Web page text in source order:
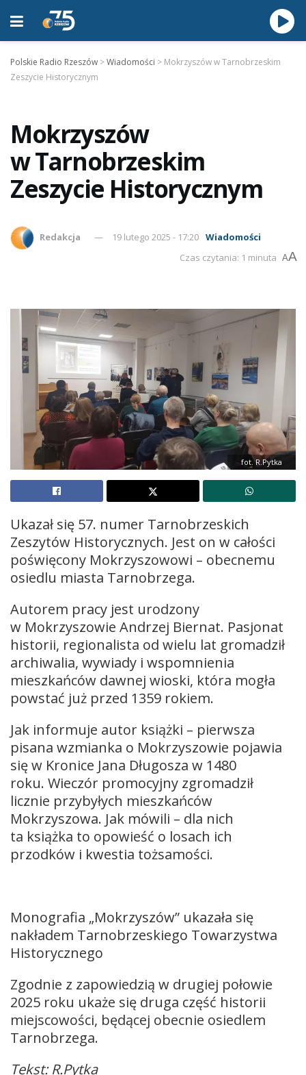
Polskie Radio Rzeszów >Wiadomości > Mokrzyszów w Tarnobrzeskim
Zeszycie Historycznym
Mokrzyszów
w Tarnobrzeskim
Zeszycie Historycznym
Redakcja 19 lutego 2025 - 17:20 Wiadomości
Czas czytania: 1 minuta AA
fot. R.Pytka
Ukazał się 57. numer Tarnobrzeskich
Zeszytów Historycznych. Jest on w całości
poświęcony Mokrzyszowowi – obecnemu
osiedlu miasta Tarnobrzega.
Autorem pracy jest urodzony
w Mokrzyszowie Andrzej Biernat. Pasjonat
historii, regionalista od wielu lat gromadził
archiwalia, wywiady i wspomnienia
mieszkańców dawnej wioski, która mogła
powstać już przed 1359 rokiem.
Jak informuje autor książki – pierwsza
pisana wzmianka o Mokrzyszowie pojawia
się w Kronice Jana Długosza w 1480
roku. Wieczór promocyjny zgromadził
licznie przybyłych mieszkańców
Mokrzyszowa. Jak mówili – dla nich
ta książka to opowieść o losach ich
przodków i kwestia tożsamości.
Monografia „Mokrzyszów” ukazała się
nakładem Tarnobrzeskiego Towarzystwa
Historycznego
Zgodnie z zapowiedzią w drugiej połowie
2025 roku ukaże się druga część historii
miejscowości, będącej obecnie osiedlem
Tarnobrzega.
Tekst: R.Pytka